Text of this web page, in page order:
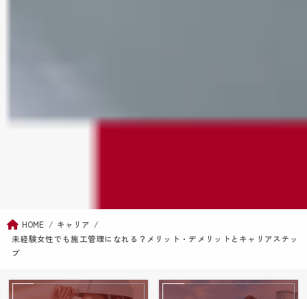
HOME
キャリア
未経験女性でも施工管理になれる？メリット・デメリットとキャリアステッ
プ